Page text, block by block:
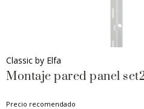
Classic by Elfa
Montaje pared panel
Precio recomendado